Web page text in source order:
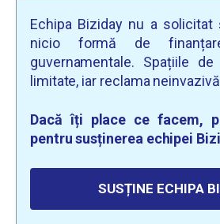
Echipa Biziday nu a
nicio formă de
guvernamentale. Spațiile
limitate, iar reclama
Dacă îți place ce facem,
pentru susținerea echipei
SUSȚINE ECHIPA